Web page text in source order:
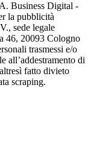
Business Digital -
la pubblicità
sede legale
46, 20093 Cologno
trasmessi e/o
all’addestramento di
fatto divieto
scraping.